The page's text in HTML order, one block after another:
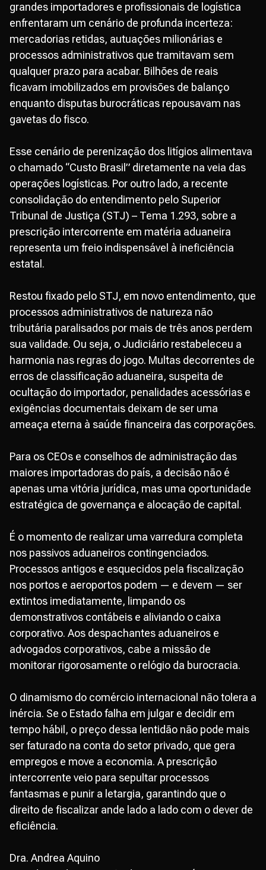
grandes importadores e profissionais de logística
enfrentaram um cenário de profunda incerteza:
mercadorias retidas, autuações milionárias e
processos administrativos que tramitavam sem
qualquer prazo para acabar. Bilhões de reais
ficavam imobilizados em provisões de balanço
enquanto disputas burocráticas repousavam nas
gavetas do fisco.
Esse cenário de perenização dos litígios alimentava
o chamado “Custo Brasil” diretamente na veia das
operações logísticas. Por outro lado, a recente
consolidação do entendimento pelo Superior
Tribunal de Justiça (STJ) – Tema 1.293, sobre a
prescrição intercorrente em matéria aduaneira
representa um freio indispensável à ineficiência
estatal.
Restou fixado pelo STJ, em novo entendimento, que
processos administrativos de natureza não
tributária paralisados por mais de três anos perdem
sua validade. Ou seja, o Judiciário restabeleceu a
harmonia nas regras do jogo. Multas decorrentes de
erros de classificação aduaneira, suspeita de
ocultação do importador, penalidades acessórias e
exigências documentais deixam de ser uma
ameaça eterna à saúde financeira das corporações.
Para os CEOs e conselhos de administração das
maiores importadoras do país, a decisão não é
apenas uma vitória jurídica, mas uma oportunidade
estratégica de governança e alocação de capital.
É o momento de realizar uma varredura completa
nos passivos aduaneiros contingenciados.
Processos antigos e esquecidos pela fiscalização
nos portos e aeroportos podem — e devem — ser
extintos imediatamente, limpando os
demonstrativos contábeis e aliviando o caixa
corporativo. Aos despachantes aduaneiros e
advogados corporativos, cabe a missão de
monitorar rigorosamente o relógio da burocracia.
O dinamismo do comércio internacional não tolera a
inércia. Se o Estado falha em julgar e decidir em
tempo hábil, o preço dessa lentidão não pode mais
ser faturado na conta do setor privado, que gera
empregos e move a economia. A prescrição
intercorrente veio para sepultar processos
fantasmas e punir a letargia, garantindo que o
direito de fiscalizar ande lado a lado com o dever de
eficiência.
Dra. Andrea Aquino